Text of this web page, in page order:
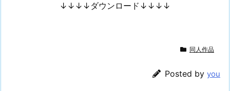
↓↓↓↓ダウンロード↓↓↓↓
同人作品
Posted by you